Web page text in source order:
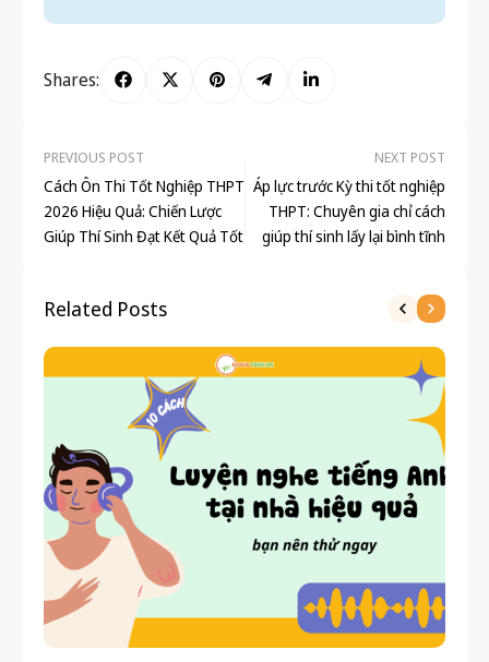
Shares:
PREVIOUS POST
Cách Ôn Thi Tốt Nghiệp THPT
2026 Hiệu Quả: Chiến Lược
Giúp Thí Sinh Đạt Kết Quả Tốt
NEXT POST
Áp lực trước Kỳ thi tốt nghiệp
THPT: Chuyên gia chỉ cách
giúp thí sinh lấy lại bình tĩnh
Related Posts